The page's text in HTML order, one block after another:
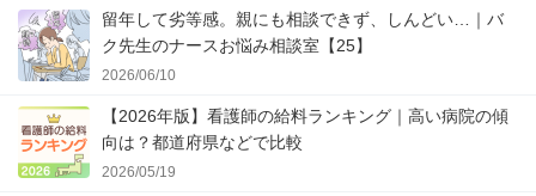
留年して劣等感。親にも相談できず、しんどい…｜バ
ク先生のナースお悩み相談室【25】
2026/06/10
【2026年版】看護師の給料ランキング｜高い病院の傾
向は？都道府県などで比較
2026/05/19